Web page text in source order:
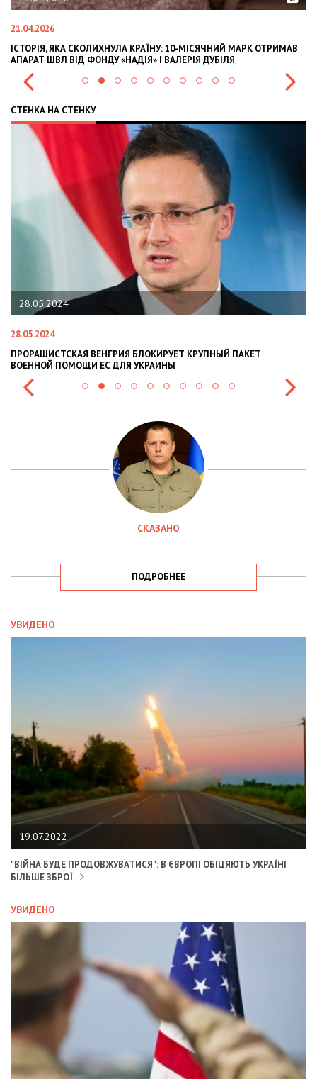
21.04.2026
ІСТОРІЯ, ЯКА СКОЛИХНУЛА КРАЇНУ: 10-МІСЯЧНИЙ МАРК ОТРИМАВ
АПАРАТ ШВЛ ВІД ФОНДУ «НАДІЯ» І ВАЛЕРІЯ ДУБІЛЯ
СТЕНКА НА СТЕНКУ
28.05.2024
28.05.2024
ПРОРАШИСТСКАЯ ВЕНГРИЯ БЛОКИРУЕТ КРУПНЫЙ ПАКЕТ
ВОЕННОЙ ПОМОЩИ ЕС ДЛЯ УКРАИНЫ
СКАЗАНО
ПОДРОБНЕЕ
УВИДЕНО
19.07.2022
"ВІЙНА БУДЕ ПРОДОВЖУВАТИСЯ": В ЄВРОПІ ОБІЦЯЮТЬ УКРАЇНІ
БІЛЬШЕ ЗБРОЇ
УВИДЕНО